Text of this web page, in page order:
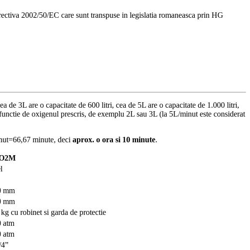
2002/50/EC care sunt transpuse in legislatia romaneasca prin HG
de 3L are o capacitate de 600 litri, cea de 5L are o capacitate de 1.000 litri,
de oxigenul prescris, de exemplu 2L sau 3L (la 5L/minut este considerat
minute, deci aprox. o ora si 10 minute.
mm
mm
cu robinet si garda de protectie
atm
atm